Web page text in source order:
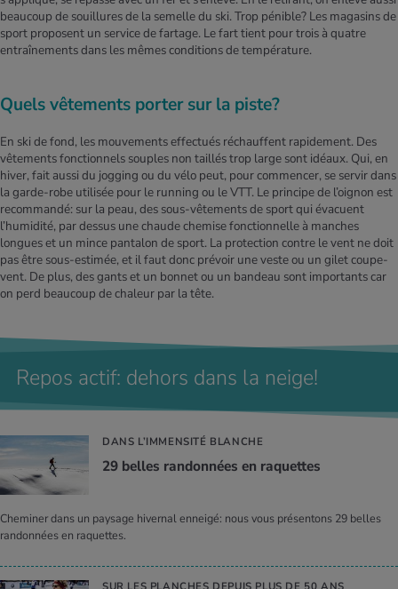
beaucoup de souillures de la semelle du ski. Trop pénible? Les magasins de
sport proposent un service de fartage. Le fart tient pour trois à quatre
entraînements dans les mêmes conditions de température.
Quels vêtements porter sur la piste?
En ski de fond, les mouvements effectués réchauffent rapidement. Des
vêtements fonctionnels souples non taillés trop large sont idéaux. Qui, en
hiver, fait aussi du jogging ou du vélo peut, pour commencer, se servir dans
la garde-robe utilisée pour le running ou le VTT. Le principe de l’oignon est
recommandé: sur la peau, des sous-vêtements de sport qui évacuent
l’humidité, par dessus une chaude chemise fonctionnelle à manches
longues et un mince pantalon de sport. La protection contre le vent ne doit
pas être sous-estimée, et il faut donc prévoir une veste ou un gilet coupe-
vent. De plus, des gants et un bonnet ou un bandeau sont importants car
on perd beaucoup de chaleur par la tête.
Repos actif: dehors dans la neige!
DANS L’IMMENSITÉ BLANCHE
29 belles ran­don­nées en raquettes
Cheminer dans un paysage hivernal enneigé: nous vous présentons 29 belles
randonnées en raquettes.